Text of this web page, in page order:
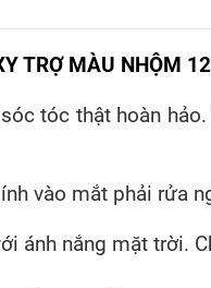
TRỢ MÀU NHỘM
tóc thật hoàn
vào mắt phải rửa
ánh nắng mặt trời.